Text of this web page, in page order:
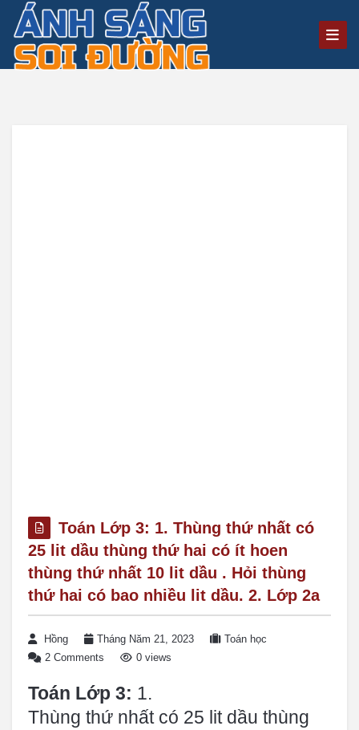
Toán Lớp 3: 1. Thùng thứ nhất có
25 lit dầu thùng thứ hai có ít hoen
thùng thứ nhất 10 lit dầu . Hỏi thùng
thứ hai có bao nhiều lit dầu. 2. Lớp 2a
Hồng Tháng Năm 21, 2023
Toán học
2 Comments
0 views
Toán Lớp 3: 1.
Thùng thứ nhất có 25 lit dầu thùng